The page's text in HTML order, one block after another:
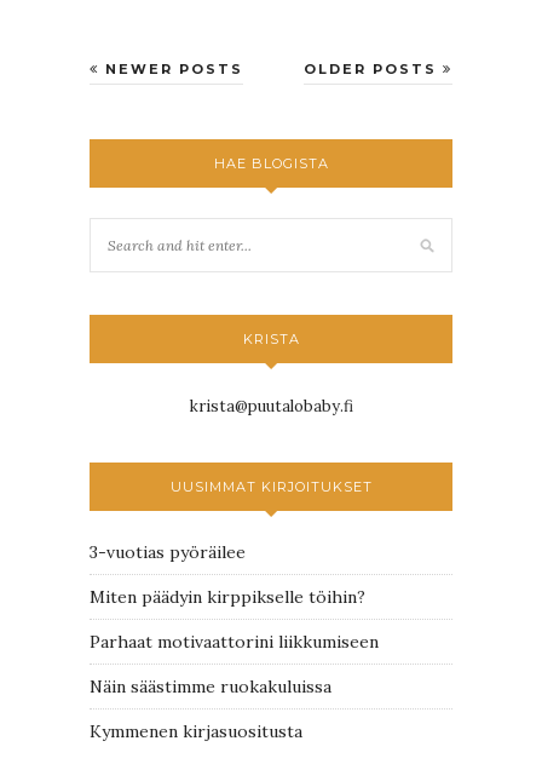
OLDER POSTS
NEWER POSTS
HAE BLOGISTA
KRISTA
krista@puutalobaby.fi
UUSIMMAT KIRJOITUKSET
3-vuotias pyöräilee
Miten päädyin kirppikselle töihin?
Parhaat motivaattorini liikkumiseen
Näin säästimme ruokakuluissa
Kymmenen kirjasuositusta